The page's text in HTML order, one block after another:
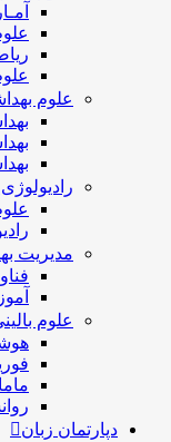
آمـار
علوم
مدیریت
علوم
دپارتمان زبان